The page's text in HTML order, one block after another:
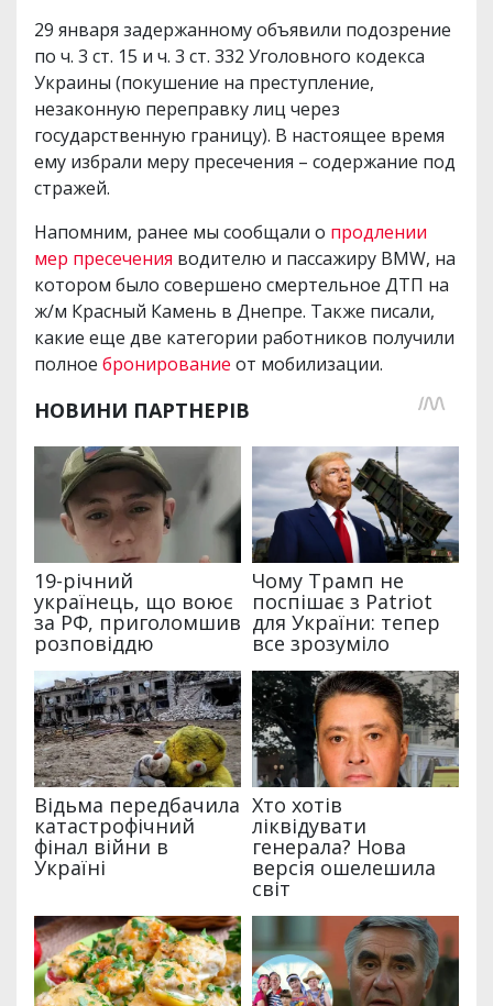
29 января задержанному объявили подозрение
по ч. 3 ст. 15 и ч. 3 ст. 332 Уголовного кодекса
Украины (покушение на преступление,
незаконную переправку лиц через
государственную границу). В настоящее время
ему избрали меру пресечения – содержание под
стражей.
Напомним, ранее мы сообщали о продлении
мер пресечения водителю и пассажиру BMW, на
котором было совершено смертельное ДТП на
ж/м Красный Камень в Днепре. Также писали,
какие еще две категории работников получили
полное бронирование от мобилизации.